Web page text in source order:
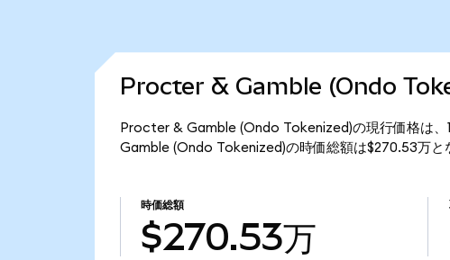
Procter & Gamble (Ondo
Procter & Gamble (Ondo Tokenized)の現行価格は、
Gamble (Ondo Tokenized)の時価総額は$270.53万と
時価総額
$270.53万